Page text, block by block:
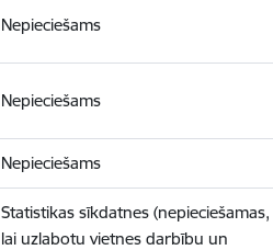
Nepieciešams
Nepieciešams
Nepieciešams
Statistikas sīkdatnes (nepieciešamas,
lai uzlabotu vietnes darbību un